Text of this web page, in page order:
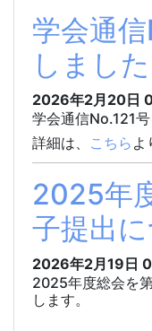
学会通
しました
2026年2月20日
学会通信No.121号
詳細は、 こちら よ
2025年
子提出
2026年2月19日
2025年度総会を
します。